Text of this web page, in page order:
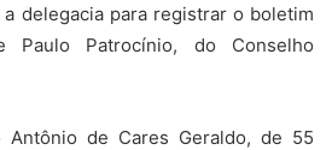
delegacia para registrar o boletim
Paulo Patrocínio, do Conselho
de Cares Geraldo, de 55